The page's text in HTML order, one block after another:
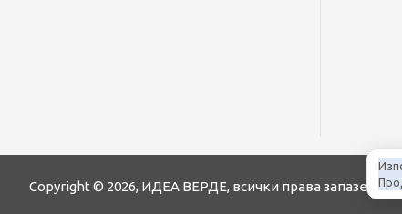
Copyright © 2026, ИДЕА ВЕРДЕ, всички права запазени